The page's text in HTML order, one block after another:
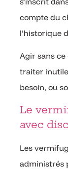
compte du
l’historique
Agir sans
traiter
besoin, ou
Le
avec
Les
administrés